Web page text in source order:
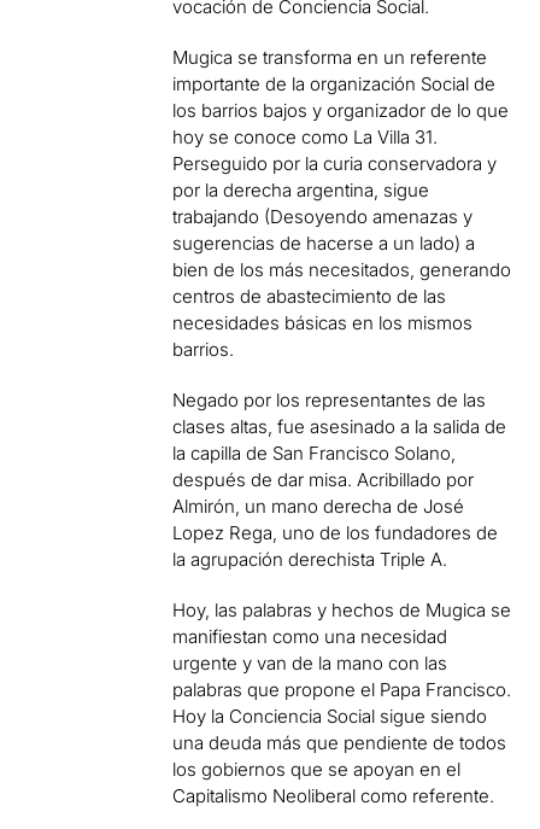
vocación de Conciencia Social.
Mugica se transforma en un referente
importante de la organización Social de
los barrios bajos y organizador de lo que
hoy se conoce como La Villa 31.
Perseguido por la curia conservadora y
por la derecha argentina, sigue
trabajando (Desoyendo amenazas y
sugerencias de hacerse a un lado) a
bien de los más necesitados, generando
centros de abastecimiento de las
necesidades básicas en los mismos
barrios.
Negado por los representantes de las
clases altas, fue asesinado a la salida de
la capilla de San Francisco Solano,
después de dar misa. Acribillado por
Almirón, un mano derecha de José
Lopez Rega, uno de los fundadores de
la agrupación derechista Triple A.
Hoy, las palabras y hechos de Mugica se
manifiestan como una necesidad
urgente y van de la mano con las
palabras que propone el Papa Francisco.
Hoy la Conciencia Social sigue siendo
una deuda más que pendiente de todos
los gobiernos que se apoyan en el
Capitalismo Neoliberal como referente.